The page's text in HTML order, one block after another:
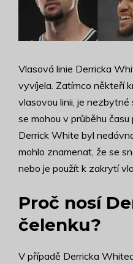
Vlasová linie Derricka
vyvíjela. Zatímco někteří
vlasovou linii, je nezbytné
se mohou v průběhu
Derrick White byl
mohlo znamenat, že se
nebo je použít k zakrytí
Proč nosí
čelenku?
V případě Derricka